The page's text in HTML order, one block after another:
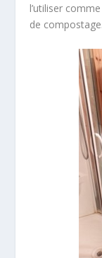
l’utiliser comme
de compostage.